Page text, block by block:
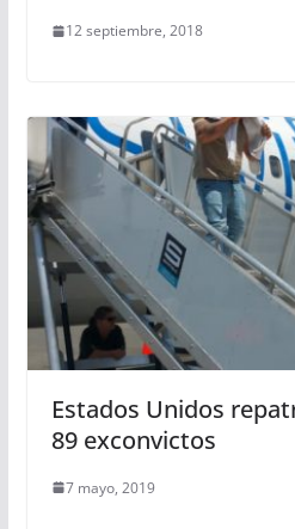
12 septiembre, 2018
Estados Unidos
89 exconvictos
7 mayo, 2019